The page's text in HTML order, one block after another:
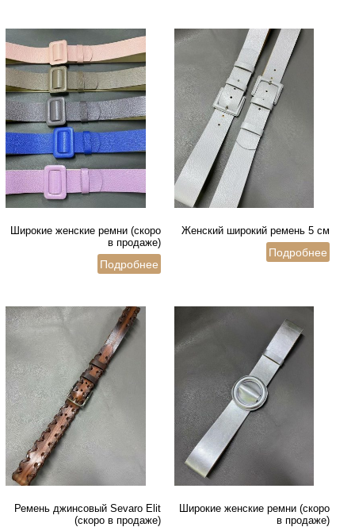
Широкие женские ремни (скоро
в продаже)
Подробнее
Женский широкий ремень 5 см
Подробнее
Ремень джинсовый Sevaro Elit
(скоро в продаже)
Широкие женские ремни (скоро
в продаже)